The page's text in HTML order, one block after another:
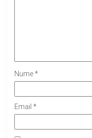
Nume*
Email *